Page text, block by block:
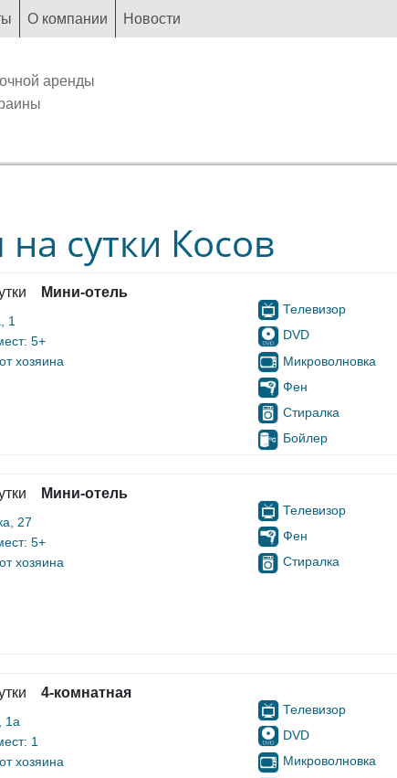
О компании Новости
аренды
сутки Косов
Мини-отель
1
5+
от хозяина
Телевизор
DVD
Микроволновка
Фен
Стиралка
Бойлер
Мини-отель
27
5+
от хозяина
Телевизор
Фен
Стиралка
4-комнатная
1а
1
от хозяина
Телевизор
DVD
Микроволновка